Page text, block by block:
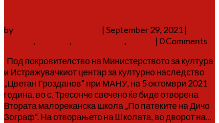
by | September 29, 2021 |
, , ,
| 0 Comments
Под покровителство на Министерството за култура
и Истражувачкиот центар за културно наследство
„Цветан Грозданов“ при МАНУ, на 5 октомври 2021
година, во с. Тресонче свечено ќе биде отворена
Втората малореканска школа „По патеките на Дичо
Зограф“. На отворањето на Школата, во дворот на...